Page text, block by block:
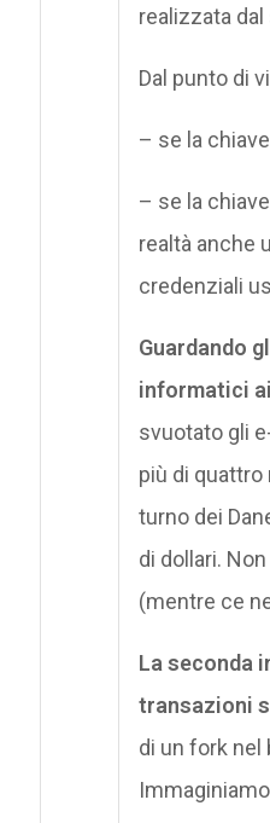
realizzata
Dal punto di
– se la
– se la
realtà anche
credenziali
Guardando
informatici
svuotato gli
più di
turno dei
di dollari.
(mentre ce
La seconda
transazioni
di un fork nel